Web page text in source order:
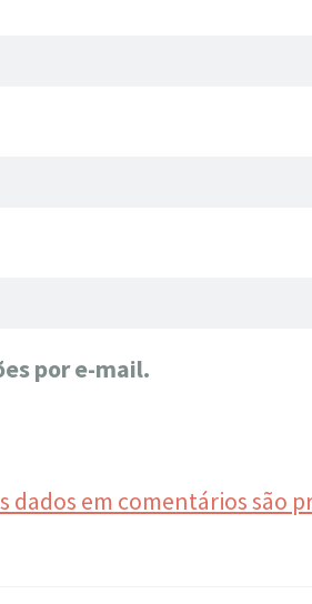
por e-mail.
dados em comentários são